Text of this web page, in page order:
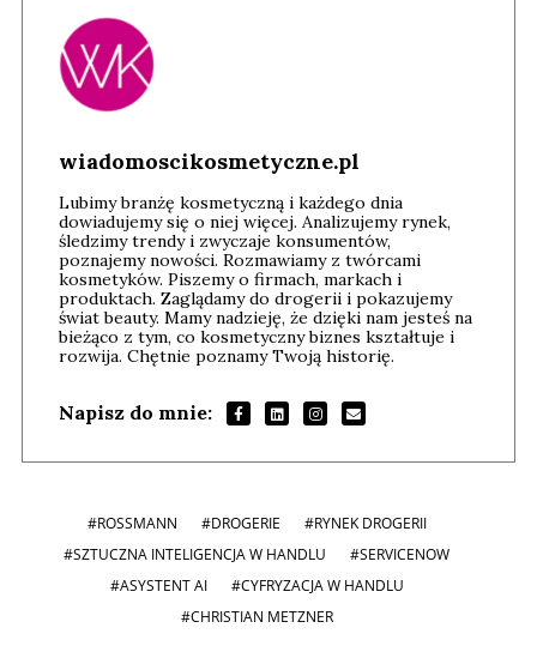
wiadomoscikosmetyczne.pl
Lubimy branżę kosmetyczną i każdego dnia
dowiadujemy się o niej więcej. Analizujemy rynek,
śledzimy trendy i zwyczaje konsumentów,
poznajemy nowości. Rozmawiamy z twórcami
kosmetyków. Piszemy o firmach, markach i
produktach. Zaglądamy do drogerii i pokazujemy
świat beauty. Mamy nadzieję, że dzięki nam jesteś na
bieżąco z tym, co kosmetyczny biznes kształtuje i
rozwija. Chętnie poznamy Twoją historię.
Napisz do mnie:
#ROSSMANN #DROGERIE
#RYNEK DROGERII
#SZTUCZNA INTELIGENCJA W HANDLU
#SERVICENOW
#ASYSTENT AI
#CYFRYZACJA W HANDLU
#CHRISTIAN METZNER